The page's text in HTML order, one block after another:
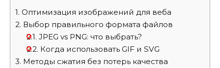
1. Оптимизация изображений для веба
2. Выбор правильного формата файлов
2.1. JPEG vs PNG: что выбрать?
2.2. Когда использовать GIF и SVG
3. Методы сжатия без потерь качества